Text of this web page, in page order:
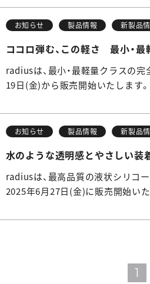
お知らせ 製品情報 新製品
ココロ弾む、この軽さ 最小・最
radiusは、最小・最軽量クラスの
19日(金)から販売開始いたします
お知らせ 製品情報 新製品
水のような透明感とやさしい
radiusは、最高品質の液状シリコ
2025年6月27日(金)に販売開始い
1